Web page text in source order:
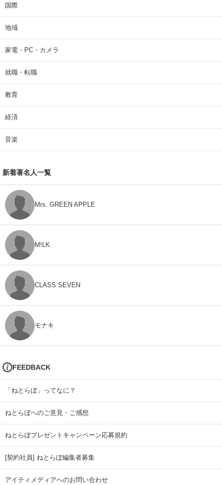
国際
地域
家電・PC・カメラ
就職・転職
教育
経済
音楽
新着著名人一覧
Mrs. GREEN APPLE
M!LK
CLASS SEVEN
モナキ
FEEDBACK
「ねとらぼ」ってなに？
ねとらぼへのご意見・ご感想
ねとらぼプレゼントキャンペーン応募規約
[契約社員] ねとらぼ編集者募集
アイティメディアへのお問い合わせ